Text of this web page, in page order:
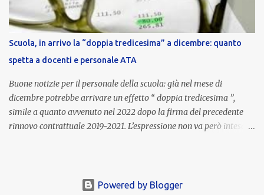
raggiungimento degli obiettivi fissati dal Ministero dell’Istruzione
e del Merito (MIM) . Per l’anno scolastico 2023/2024, il MIM ha
completato la procedura di valutazione e trasmesso i dati a NoiPA,
che ha poi disposto la liquidazione automatica in busta paga . Gli
importi e le trattenute L’importo medio lordo riconosciuto è di 6....
Scuola, in arrivo la “doppia tredicesima” a dicembre: quanto
spetta a docenti e personale ATA
Buone notizie per il personale della scuola: già nel mese di
dicembre potrebbe arrivare un effetto “ doppia tredicesima ”,
simile a quanto avvenuto nel 2022 dopo la firma del precedente
rinnovo contrattuale 2019-2021. L’espressione non va però intesa in
un’integrazione straordinaria che, pur non raggiungendo l’importo
Powered by Blogger